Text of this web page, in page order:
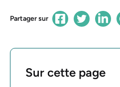
Partager sur
Sur cette page